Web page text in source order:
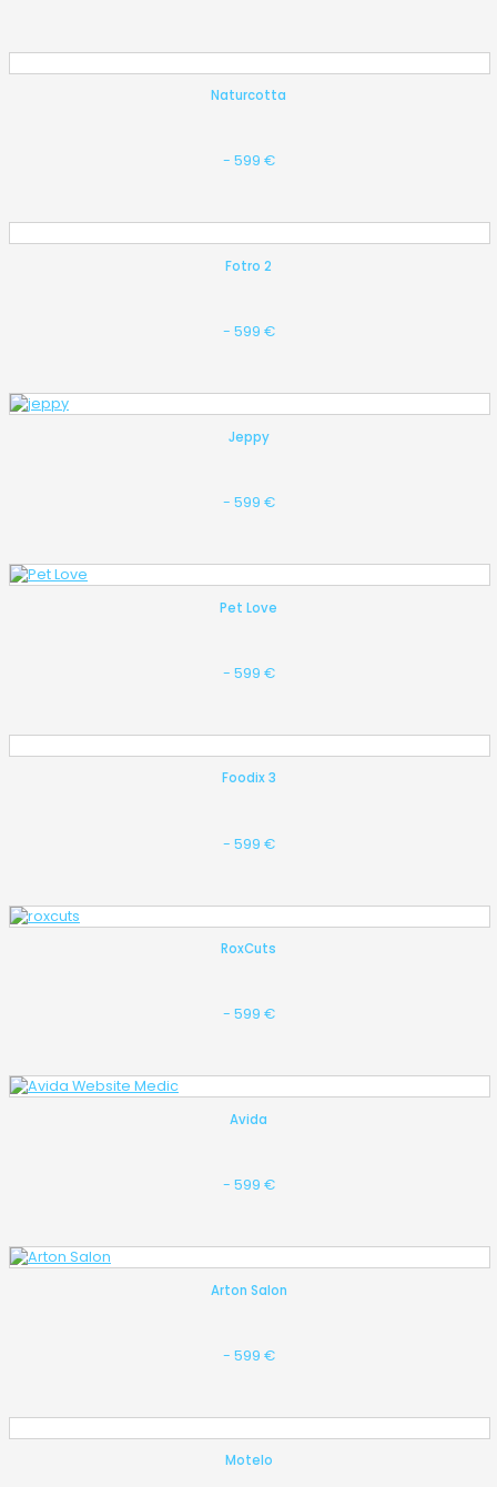
Naturcotta
- 599 €
Fotro 2
- 599 €
Jeppy
- 599 €
Pet Love
- 599 €
Foodix 3
- 599 €
RoxCuts
- 599 €
Avida
- 599 €
Arton Salon
- 599 €
Motelo